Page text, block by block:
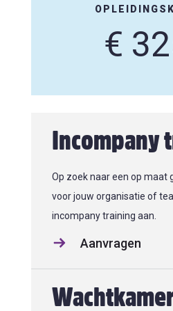
€
Incompany
Op zoek naar een op maat
voor jouw organisatie of
incompany training aan.
Aanvragen